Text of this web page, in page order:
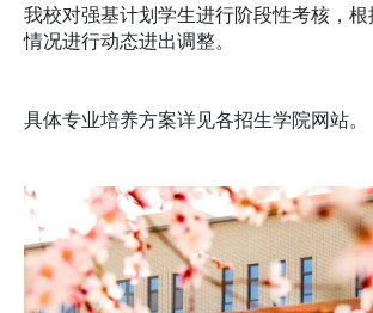
我校对强基计划学生进行阶段性考核，
情况进行动态进出调整。
具体专业培养方案详见各招生学院网站。